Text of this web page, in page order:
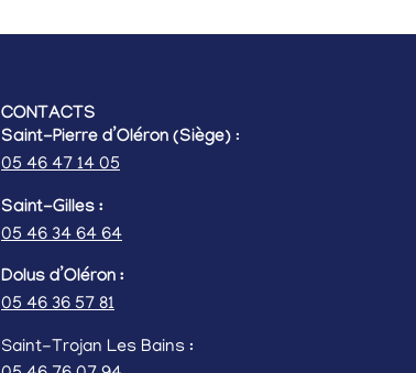
CONTACTS
Saint-Pierre d’Oléron (Siège) :
05 46 47 14 05
Saint-Gilles :
05 46 34 64 64
Dolus d’Oléron :
05 46 36 57 81
Saint-Trojan Les Bains :